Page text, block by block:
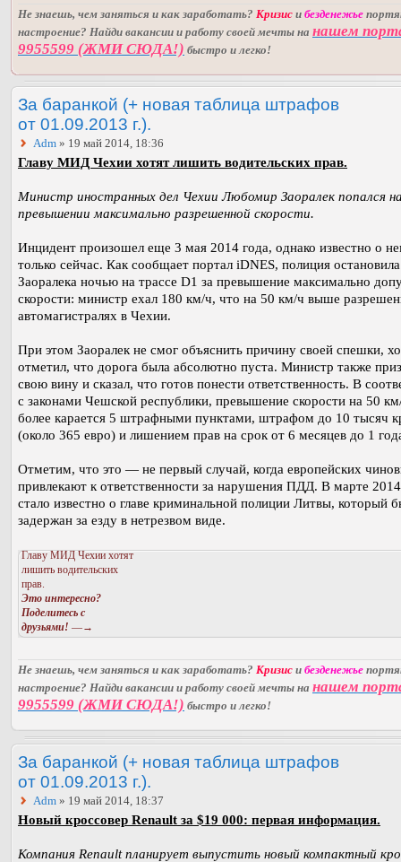
Не знаешь, чем заняться и как заработать? Кризис и безденежье
настроение? Найди вакансии и работу своей мечты на нашем
9955599 (ЖМИ СЮДА!) быстро и легко!
За баранкой (+ новая таблица штрафов
от 01.09.2013 г.).
Adm » 19 май 2014, 18:36
Главу МИД Чехии хотят лишить водительских прав.
Министр иностранных дел Чехии Любомир Заоралек попался
превышении максимально разрешенной скорости.
Инцидент произошел еще 3 мая 2014 года, однако известно о
только сейчас. Как сообщает портал iDNES, полиция остановила
Заоралека ночью на трассе D1 за превышение максимально
скорости: министр ехал 180 км/ч, что на 50 км/ч выше
автомагистралях в Чехии.
При этом Заоралек не смог объяснить причину своей спешки,
отметил, что дорога была абсолютно пуста. Министр также
свою вину и сказал, что готов понести ответственность. В
с законами Чешской республики, превышение скорости на 50
более карается 5 штрафными пунктами, штрафом до 10 тысяч
(около 365 евро) и лишением прав на срок от 6 месяцев до 1
Отметим, что это — не первый случай, когда европейских
привлекают к ответственности за нарушения ПДД. В марте
стало известно о главе криминальной полиции Литвы, который
задержан за езду в нетрезвом виде.
Главу МИД Чехии хотят
лишить водительских
прав.
Это интересно?
Поделитесь с
друзьями! —→
Не знаешь, чем заняться и как заработать? Кризис и безденежье
настроение? Найди вакансии и работу своей мечты на нашем
9955599 (ЖМИ СЮДА!) быстро и легко!
За баранкой (+ новая таблица штрафов
от 01.09.2013 г.).
Adm » 19 май 2014, 18:37
Новый кроссовер Renault за $19 000: первая информация.
Компания Renault планирует выпустить новый компактный